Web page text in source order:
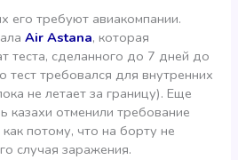
его требуют авиакомпании.
Air Astana, которая
теста, сделанного до 7 дней до
тест требовался для внутренних
не летает за границу). Еще
казахи отменили требование
как потому, что на борту не
случая заражения.